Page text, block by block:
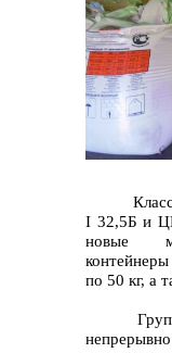
Классы
I 32,5Б и
новые
по 50 кг, а